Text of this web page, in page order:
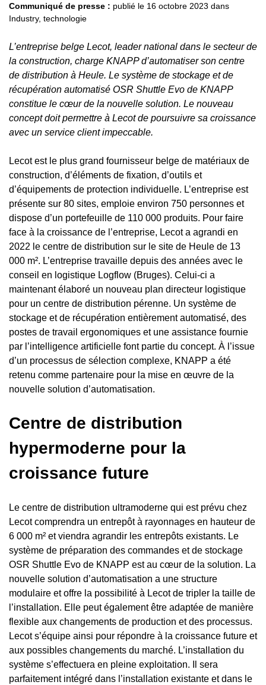
Communiqué de presse : publié le 16 octobre 2023 dans
Industry, technologie
L’entreprise belge Lecot, leader national dans le secteur de
la construction, charge KNAPP d’automatiser son centre
de distribution à Heule. Le système de stockage et de
récupération automatisé OSR Shuttle Evo de KNAPP
constitue le cœur de la nouvelle solution. Le nouveau
concept doit permettre à Lecot de poursuivre sa croissance
avec un service client impeccable.
Lecot est le plus grand fournisseur belge de matériaux de
construction, d’éléments de fixation, d’outils et
d’équipements de protection individuelle. L’entreprise est
présente sur 80 sites, emploie environ 750 personnes et
dispose d’un portefeuille de 110 000 produits. Pour faire
face à la croissance de l’entreprise, Lecot a agrandi en
2022 le centre de distribution sur le site de Heule de 13
000 m². L’entreprise travaille depuis des années avec le
conseil en logistique Logflow (Bruges). Celui-ci a
maintenant élaboré un nouveau plan directeur logistique
pour un centre de distribution pérenne. Un système de
stockage et de récupération entièrement automatisé, des
postes de travail ergonomiques et une assistance fournie
par l’intelligence artificielle font partie du concept. À l’issue
d’un processus de sélection complexe, KNAPP a été
retenu comme partenaire pour la mise en œuvre de la
nouvelle solution d’automatisation.
Centre de distribution
hypermoderne pour la
croissance future
Le centre de distribution ultramoderne qui est prévu chez
Lecot comprendra un entrepôt à rayonnages en hauteur de
6 000 m² et viendra agrandir les entrepôts existants. Le
système de préparation des commandes et de stockage
OSR Shuttle Evo de KNAPP est au cœur de la solution. La
nouvelle solution d’automatisation a une structure
modulaire et offre la possibilité à Lecot de tripler la taille de
l’installation. Elle peut également être adaptée de manière
flexible aux changements de production et des processus.
Lecot s’équipe ainsi pour répondre à la croissance future et
aux possibles changements du marché. L’installation du
système s’effectuera en pleine exploitation. Il sera
parfaitement intégré dans l’installation existante et dans le